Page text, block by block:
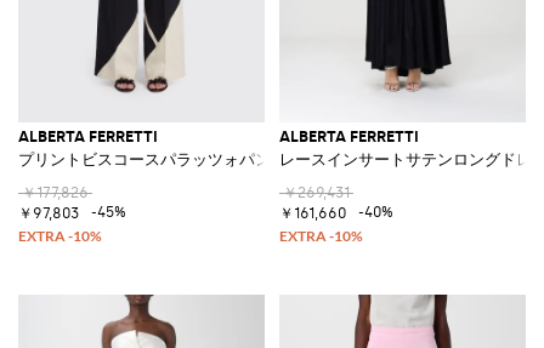
ALBERTA FERRETTI
プリントビスコースパラッツォパンツ
￥177,826
￥97,803
-45%
ALBERTA FERRETTI
レースインサートサテンロングドレ
￥269,431
￥161,660
-40%